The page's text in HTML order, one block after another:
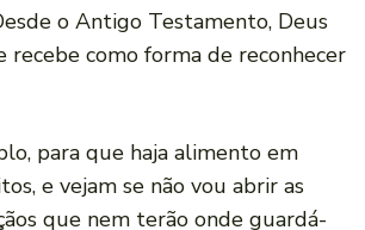
o Antigo Testamento, Deus
como forma de reconhecer
para que haja alimento em
e vejam se não vou abrir as
que nem terão onde guardá-